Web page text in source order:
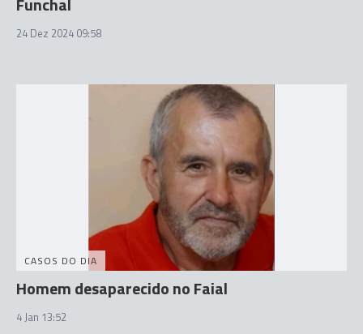
24 Dez 2024 09:58
CASOS DO DIA
Homem desaparecido no Faial
4 Jan 13:52